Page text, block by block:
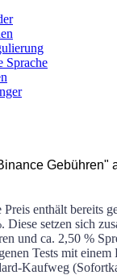
Sprache
Gebühren"
enthält bereits
. Diese setzen sich
und ca. 2,50 %
Tests mit
Kaufweg